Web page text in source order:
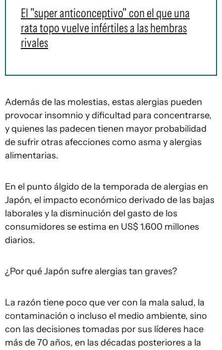
El "super anticonceptivo" con el que una
rata topo vuelve infértiles a las hembras
rivales
Además de las molestias, estas alergias pueden
provocar insomnio y dificultad para concentrarse,
y quienes las padecen tienen mayor probabilidad
de sufrir otras afecciones como asma y alergias
alimentarias.
En el punto álgido de la temporada de alergias en
Japón, el impacto económico derivado de las bajas
laborales y la disminución del gasto de los
consumidores se estima en US$ 1.600 millones
diarios.
¿Por qué Japón sufre alergias tan graves?
La razón tiene poco que ver con la mala salud, la
contaminación o incluso el medio ambiente, sino
con las decisiones tomadas por sus líderes hace
más de 70 años, en las décadas posteriores a la